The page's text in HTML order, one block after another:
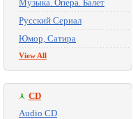
Музыка. Опера. Балет
Русский Сериал
Юмор, Сатира
View All
CD
Audio CD